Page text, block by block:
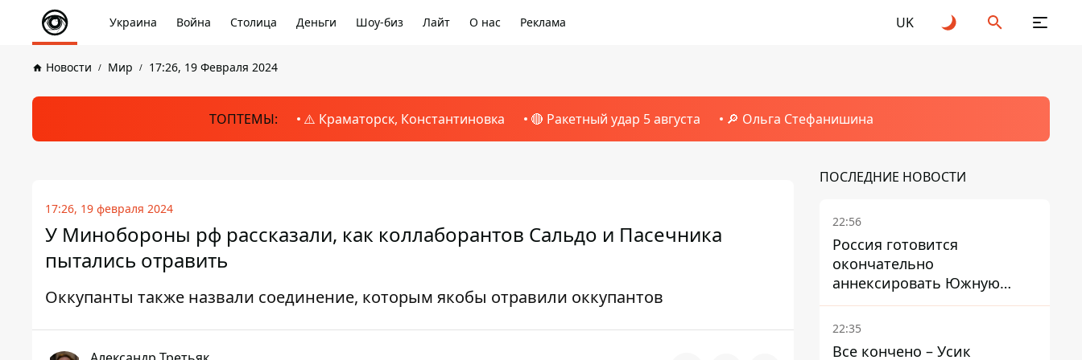
Украина Война Столица Деньги Шоу-биз Лайт О нас Реклама UK
Новости Мир 17:26, 19 Февраля 2024
ТОПТЕМЫ: ⚠️ Краматорск, Константиновка 🔴 Ракетный удар 5 августа 🔎 Ольга Стефанишина
17:26, 19 февраля 2024
У Минобороны рф рассказали, как коллаборантов Сальдо и Пасечника
пытались отравить
Оккупанты также назвали соединение, которым якобы отравили оккупантов
ПОСЛЕДНИЕ НОВОСТИ
22:56
Россия готовится
окончательно
аннексировать Южную
Осетию – страны НАТО
обеспокоены
22:35
Все кончено – Усик